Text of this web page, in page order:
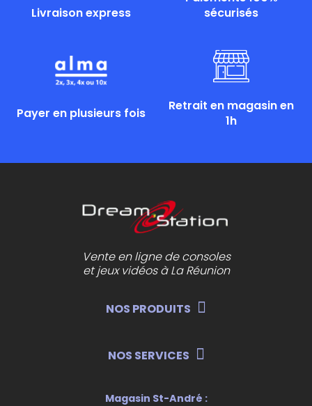
Livraison express
sécurisés
Payer en plusieurs fois
Retrait en magasin en
1h
Vente en ligne de consoles
et jeux vidéos à La Réunion
NOS PRODUITS
NOS SERVICES
Magasin St-André :